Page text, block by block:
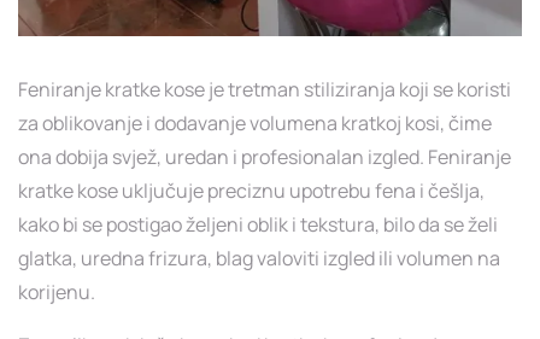
Feniranje kratke kose je tretman stiliziranja koji se koristi
za oblikovanje i dodavanje volumena kratkoj kosi, čime
ona dobija svjež, uredan i profesionalan izgled. Feniranje
kratke kose uključuje preciznu upotrebu fena i češlja,
kako bi se postigao željeni oblik i tekstura, bilo da se želi
glatka, uredna frizura, blag valoviti izgled ili volumen na
korijenu.